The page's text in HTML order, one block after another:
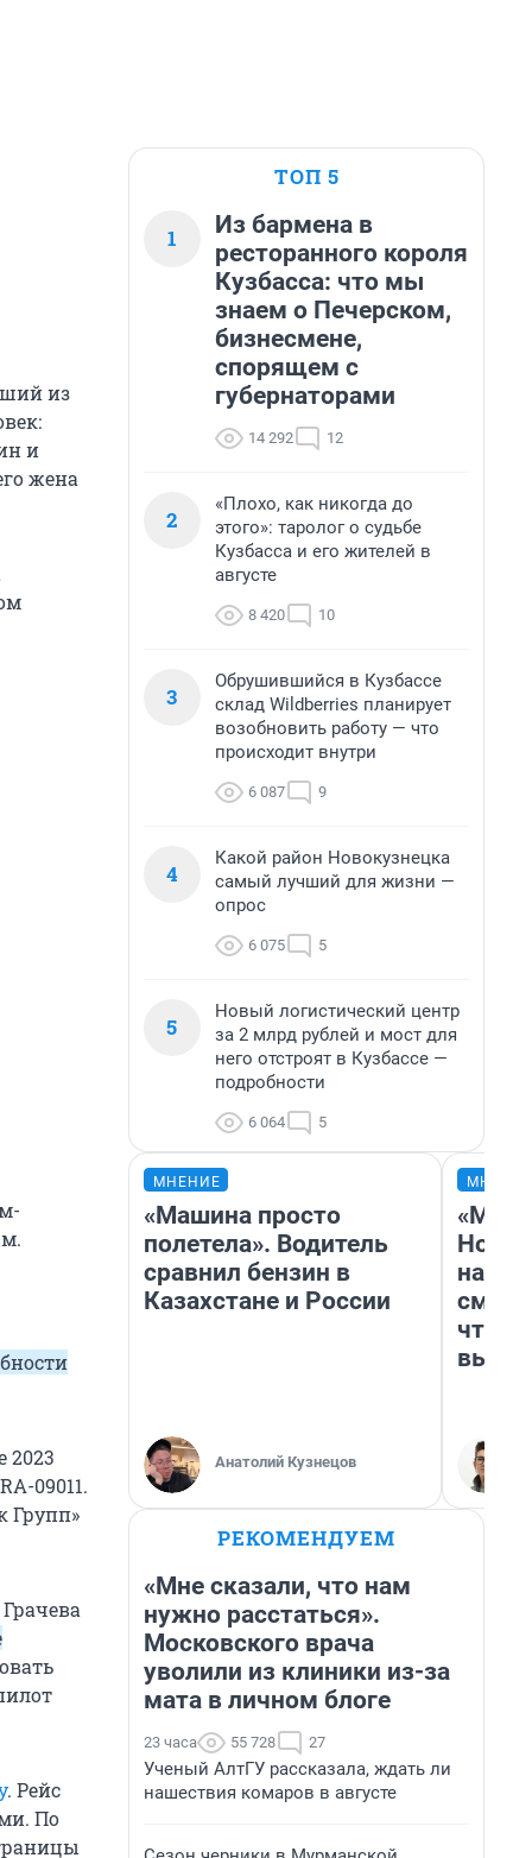
из
и
жена
2023
09011.
Групп»
. Рейс
По
ТОП 5
1
Из бармена в
ресторанного короля
Кузбасса: что мы
знаем о Печерском,
бизнесмене,
спорящем с
губернаторами
14 292 12
2
«Плохо, как никогда до
этого»: таролог о судьбе
Кузбасса и его жителей в
августе
8 420 10
3
Обрушившийся в Кузбассе
склад Wildberries планирует
возобновить работу — что
происходит внутри
6 087 9
4
Какой район Новокузнецка
самый лучший для жизни —
опрос
6 075 5
5
Новый логистический центр
за 2 млрд рублей и мост для
него отстроят в Кузбассе —
подробности
6 064 5
МНЕНИЕ
«Машина просто
полетела». Водитель
сравнил бензин в
Казахстане и России
Анатолий Кузнецов
«Мы
РЕКОМЕНДУЕМ
«Мне сказали, что нам
нужно расстаться».
Московского врача
уволили из клиники из-за
мата в личном блоге
23 часа 55 728 27
Ученый АлтГУ рассказала, ждать ли
нашествия комаров в августе